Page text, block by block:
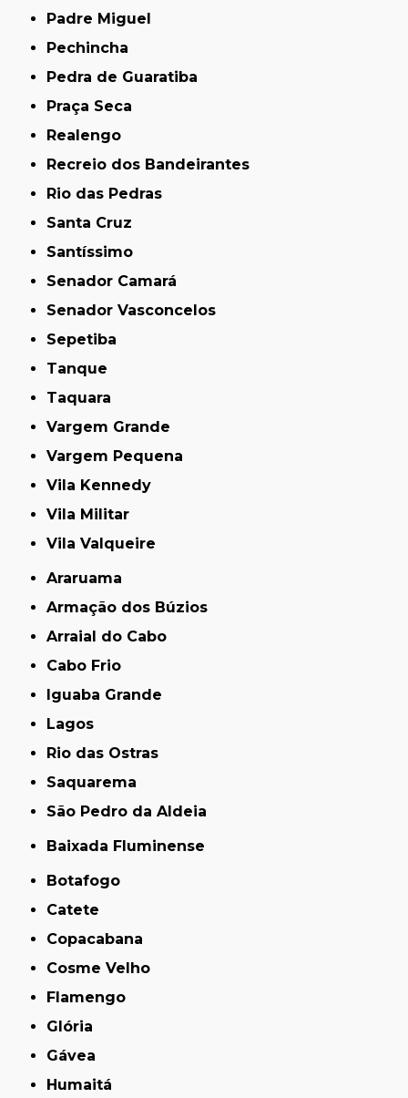
Padre Miguel
Pechincha
Pedra de Guaratiba
Praça Seca
Realengo
Recreio dos Bandeirantes
Rio das Pedras
Santa Cruz
Santíssimo
Senador Camará
Senador Vasconcelos
Sepetiba
Tanque
Taquara
Vargem Grande
Vargem Pequena
Vila Kennedy
Vila Militar
Vila Valqueire
Araruama
Armação dos Búzios
Arraial do Cabo
Cabo Frio
Iguaba Grande
Lagos
Rio das Ostras
Saquarema
São Pedro da Aldeia
Baixada Fluminense
Botafogo
Catete
Copacabana
Cosme Velho
Flamengo
Glória
Gávea
Humaitá